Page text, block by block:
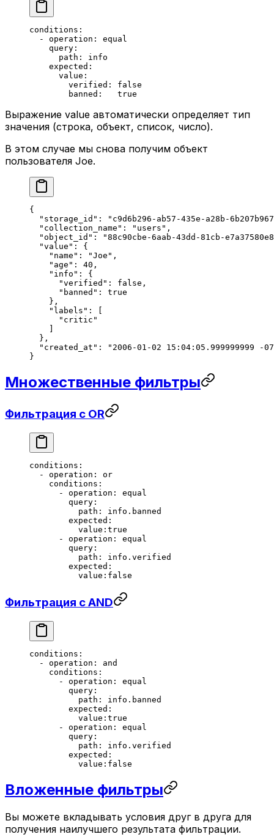
conditions :
  -
operation : equal
    query
:
      path
: info
    expected
:
      value
:
        verified
: false
        banned
: true
Выражение value автоматически определяет тип
значения (строка, объект, список, число).
В этом случае мы снова получим объект
пользователя Joe.
{
  "storage_id"
:
"c9d6b296-ab57-435e-a28b-
  "collection_name"
: "users" ,
  "object_id"
:
"88c90cbe-6aab-43dd-81cb-
  "value"
: {
    "name"
: "Joe" ,
    "age"
: 40 ,
    "info"
: {
      "verified"
: false ,
      "banned"
: true
    },
    "labels"
: [
      "critic"
    ]
  },
  "created_at"
:
"2006-01-02 15:04:05.999999999 -
}
Множественные фильтры
Фильтрация с OR
conditions :
  -
operation : or
    conditions
:
      -
operation : equal
        query
:
          path
: info.banned
        expected
:
          value:true
      -
operation : equal
        query
:
          path
: info.verified
        expected
:
          value:false
Фильтрация с AND
conditions :
  -
operation : and
    conditions
:
      -
operation : equal
        query
:
          path
: info.banned
        expected
:
          value:true
      -
operation : equal
        query
:
          path
: info.verified
        expected
:
          value:false
Вложенные фильтры
Вы можете вкладывать условия друг в друга для
получения наилучшего результата фильтрации.